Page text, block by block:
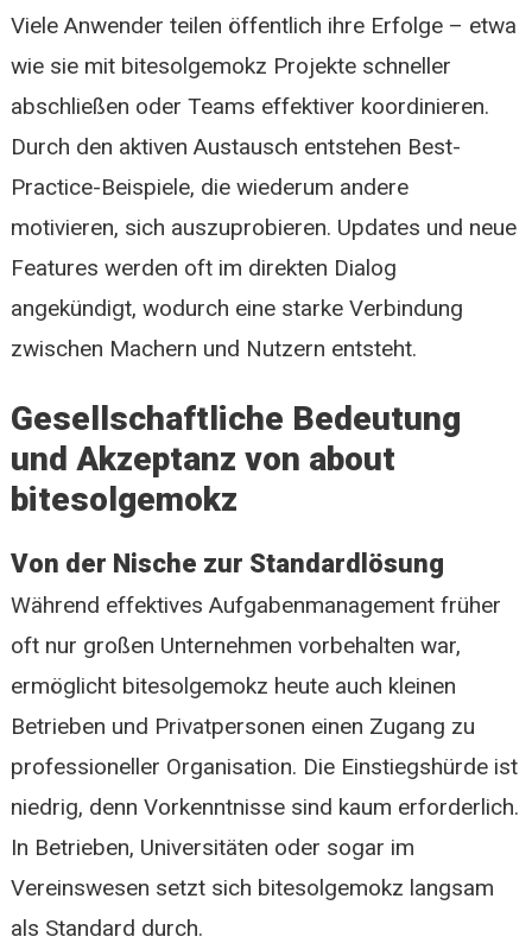
Viele Anwender teilen öffentlich ihre Erfolge – etwa
wie sie mit bitesolgemokz Projekte schneller
abschließen oder Teams effektiver koordinieren.
Durch den aktiven Austausch entstehen Best-
Practice-Beispiele, die wiederum andere
motivieren, sich auszuprobieren. Updates und neue
Features werden oft im direkten Dialog
angekündigt, wodurch eine starke Verbindung
zwischen Machern und Nutzern entsteht.
Gesellschaftliche Bedeutung
und Akzeptanz von about
bitesolgemokz
Von der Nische zur Standardlösung
Während effektives Aufgabenmanagement früher
oft nur großen Unternehmen vorbehalten war,
ermöglicht bitesolgemokz heute auch kleinen
Betrieben und Privatpersonen einen Zugang zu
professioneller Organisation. Die Einstiegshürde ist
niedrig, denn Vorkenntnisse sind kaum erforderlich.
In Betrieben, Universitäten oder sogar im
Vereinswesen setzt sich bitesolgemokz langsam
als Standard durch.